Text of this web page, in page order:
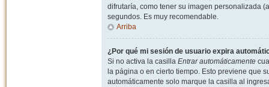
difrutaría, como tener su imagen personalizada
segundos. Es muy recomendable.
Arriba
¿Por qué mi sesión de usuario expira
Si no activa la casilla Entrar automáticamente
la página o en cierto tiempo. Esto previene que
automáticamente solo marque la casilla al